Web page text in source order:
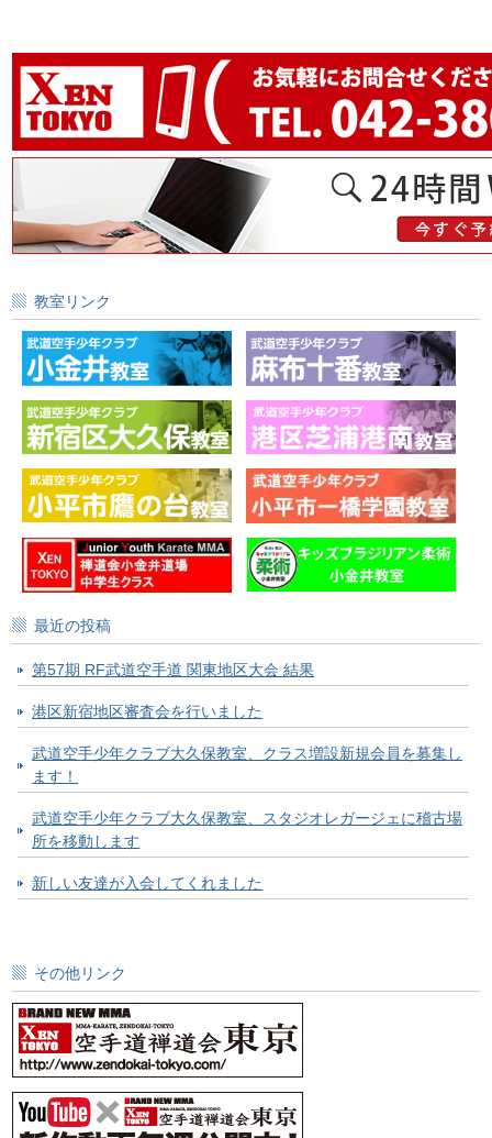
教室リンク
最近の投稿
第57期 RF武道空手道 関東地区大会 結果
港区新宿地区審査会を行いました
武道空手少年クラブ大久保教室、クラス増設新規会員を募集し
ます！
武道空手少年クラブ大久保教室、スタジオレガージェに稽古場
所を移動します
新しい友達が入会してくれました
その他リンク